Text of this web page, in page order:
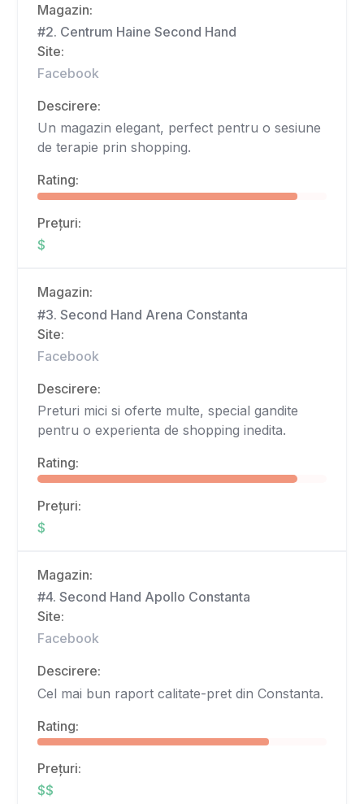
Magazin:
#2. Centrum Haine Second Hand
Site:
Facebook
Descirere:
Un magazin elegant, perfect pentru o sesiune
de terapie prin shopping.
Rating:
Prețuri:
$
Magazin:
#3. Second Hand Arena Constanta
Site:
Facebook
Descirere:
Preturi mici si oferte multe, special gandite
pentru o experienta de shopping inedita.
Rating:
Prețuri:
$
Magazin:
#4. Second Hand Apollo Constanta
Site:
Facebook
Descirere:
Cel mai bun raport calitate-pret din Constanta.
Rating:
Prețuri:
$$